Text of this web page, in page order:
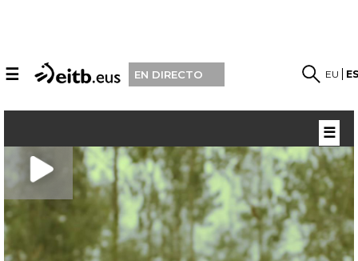
☰ EN DIRECTO EU
☰